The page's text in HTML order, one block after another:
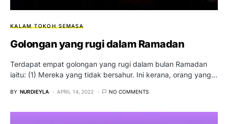
KALAM TOKOH SEMASA
Golongan yang rugi dalam Ramadan
Terdapat empat golongan yang rugi dalam bulan Ramadan
iaitu: (1) Mereka yang tidak bersahur. Ini kerana, orang yang…
BY NURDIEYLA APRIL 14, 2022 NO COMMENTS